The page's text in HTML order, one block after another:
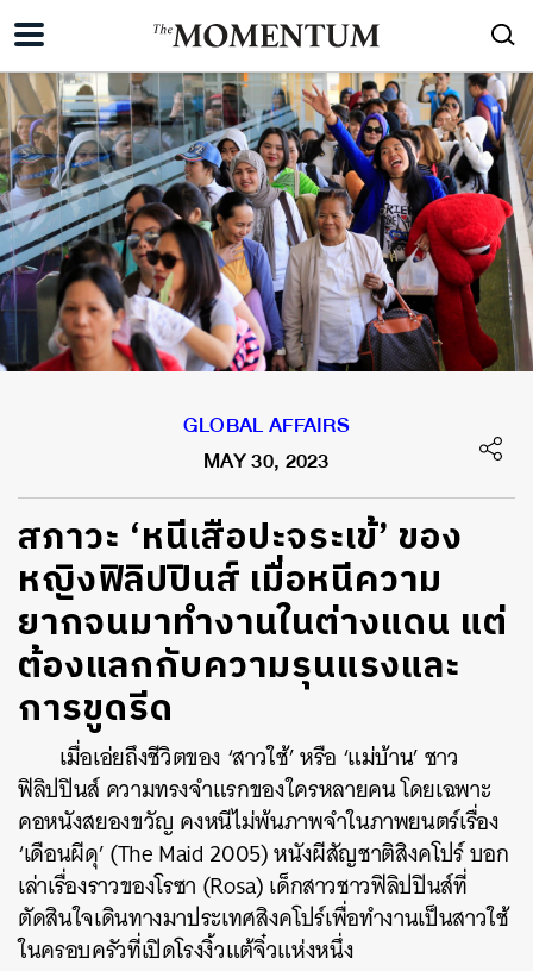
GLOBAL AFFAIRS
MAY 30, 2023
สภาวะ ‘หนีเสือปะจระเข้’ ของ
หญิงฟิลิปปินส์ เมื่อหนีความ
ยากจนมาทำงานในต่างแดน แต่
ต้องแลกกับความรุนแรงและ
การขูดรีด
เมื่อเอ่ยถึงชีวิตของ ‘สาวใช้’ หรือ ‘แม่บ้าน’ ชาว
ฟิลิปปินส์ ความทรงจำแรกของใครหลายคน โดยเฉพาะ
คอหนังสยองขวัญ คงหนีไม่พ้นภาพจำในภาพยนตร์เรื่อง
‘เดือนผีดุ’ (The Maid 2005) หนังผีสัญชาติสิงคโปร์ บอก
เล่าเรื่องราวของโรซา (Rosa) เด็กสาวชาวฟิลิปปินส์ที่
ตัดสินใจเดินทางมาประเทศสิงคโปร์เพื่อทำงานเป็นสาวใช้
ในครอบครัวที่เปิดโรงงิ้วแต้จิ๋วแห่งหนึ่ง